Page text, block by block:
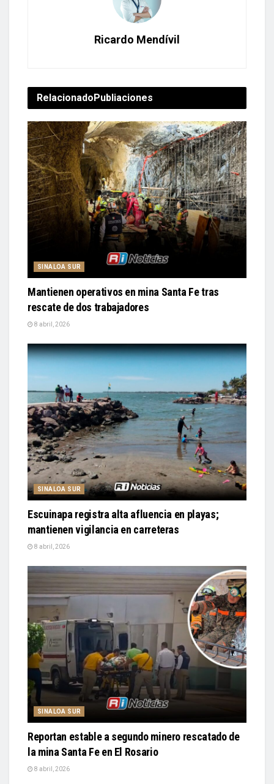
Ricardo Mendívil
RelacionadoPubliaciones
SINALOA SUR
Mantienen operativos en mina Santa Fe tras
rescate de dos trabajadores
8 abril, 2026
SINALOA SUR
Escuinapa registra alta afluencia en playas;
mantienen vigilancia en carreteras
8 abril, 2026
SINALOA SUR
Reportan estable a segundo minero rescatado de
la mina Santa Fe en El Rosario
8 abril, 2026